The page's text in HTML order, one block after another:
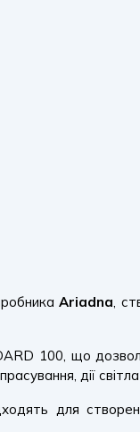
Ariadna,
100, що
дії світла
для